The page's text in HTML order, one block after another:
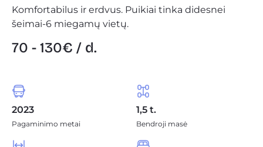
Komfortabilus ir erdvus. Puikiai tinka didesnei
šeimai-6 miegamų vietų.
70 - 130€ / d.
2023
Pagaminimo metai
1,5 t.
Bendroji masė